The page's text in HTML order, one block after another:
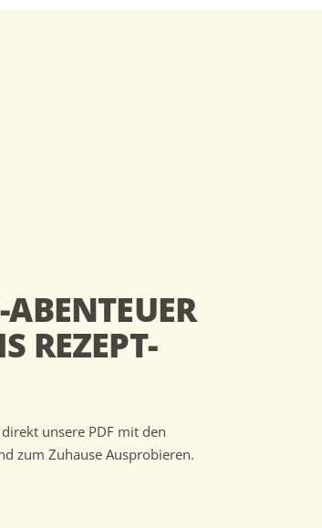
REZEPT-
unsere PDF mit den
zum Zuhause Ausprobieren.